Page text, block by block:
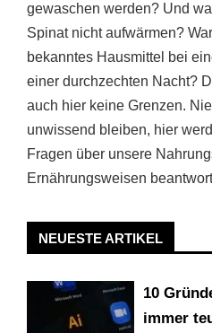
gewaschen werden? Und
Spinat nicht aufwärmen?
bekanntes Hausmittel bei
einer durchzechten Nacht?
auch hier keine Grenzen.
unwissend bleiben, hier
Fragen über unsere
Ernährungsweisen
NEUESTE ARTIKEL
10
immer